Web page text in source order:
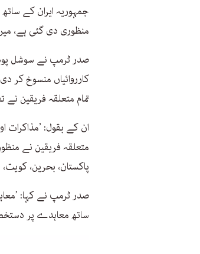
جمہوریہ ایران کے
منظوری دی گئی ہے،
صدر ٹرمپ نے سوشل
کارروائیاں منسوخ کر
تمام متعلقہ فریقین نے
ان کے بقول: ’مذاکرات
متعلقہ فریقین نے
پاکستان، بحرین،
صدر ٹرمپ نے کہا:
ساتھ معاہدے پر